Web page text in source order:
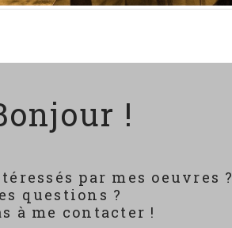
!
par mes oeuvres ?
questions ?
à me contacter !